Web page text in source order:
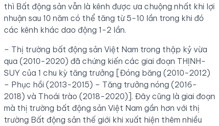
thì Bất động sản vẫn là kênh được ưa chuộng nhất khi lợi
nhuận sau 10 năm có thể tăng từ 5-10 lần trong khi đó
các kênh khác dao động 1-2 lần.
– Thị trường bất động sản Việt Nam trong thập kỷ vừa
qua (2010-2020) đã chứng kiến các giai đoạn THỊNH-
SUY của 1 chu kỳ tăng trưởng [Đóng băng (2010-2012)
– Phục hồi (2013-2015) – Tăng trưởng nóng (2016-
2018) và Thoái trào (2018-2020)]. Đây cũng là giai đoạn
mà thị trường bất động sản Việt Nam gần hơn với thị
trường Bất động sản thế giới khi xuất hiện thêm nhiều